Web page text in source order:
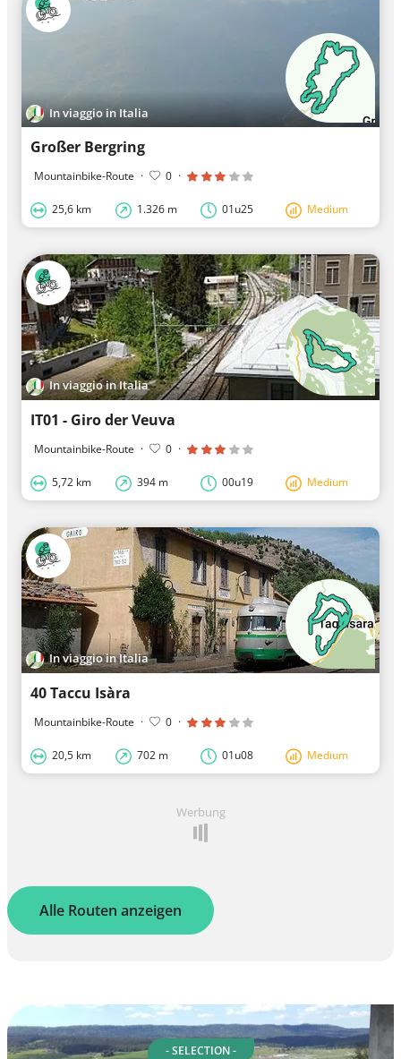
In viaggio in Italia
Großer Bergring
Mountainbike-Route · 0 ·
25,6 km 1.326 m 01u25 Medium
In viaggio in Italia
IT01 - Giro der Veuva
Mountainbike-Route · 0 ·
5,72 km 394 m 00u19 Medium
In viaggio in Italia
40 Taccu Isàra
Mountainbike-Route · 0 ·
20,5 km 702 m 01u08 Medium
Werbung
Alle Routen anzeigen
- SELECTION -